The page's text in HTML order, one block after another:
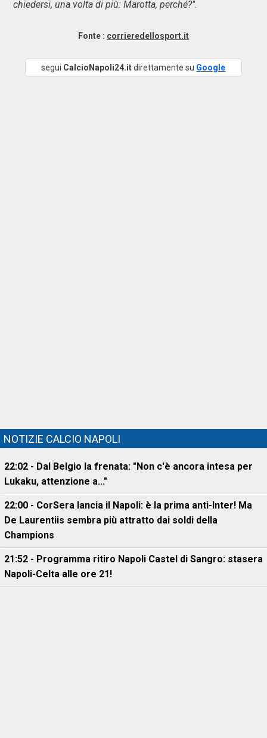
chiedersi, una volta di più: Marotta, perché?".
Fonte : corrieredellosport.it
segui CalcioNapoli24.itdirettamente su Google
NOTIZIE CALCIO NAPOLI
22:02 - Dal Belgio la frenata: "Non c'è ancora intesa per
Lukaku, attenzione a..."
22:00 - CorSera lancia il Napoli: è la prima anti-Inter! Ma
De Laurentiis sembra più attratto dai soldi della
Champions
21:52 - Programma ritiro Napoli Castel di Sangro: stasera
Napoli-Celta alle ore 21!